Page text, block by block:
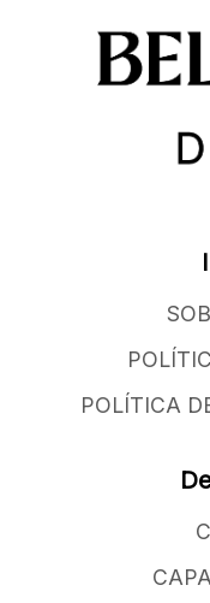
POLÍTICA